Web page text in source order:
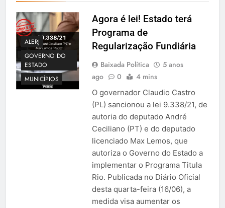
ALERJ
GOVERNO DO
ESTADO
MUNICÍPIOS
Agora é lei! Estado terá
Programa de
Regularização Fundiária
Baixada Política
5 anos
ago
0 4 mins
O governador Claudio Castro
(PL) sancionou a lei 9.338/21, de
autoria do deputado André
Ceciliano (PT) e do deputado
licenciado Max Lemos, que
autoriza o Governo do Estado a
implementar o Programa Titula
Rio. Publicada no Diário Oficial
desta quarta-feira (16/06), a
medida visa aumentar os